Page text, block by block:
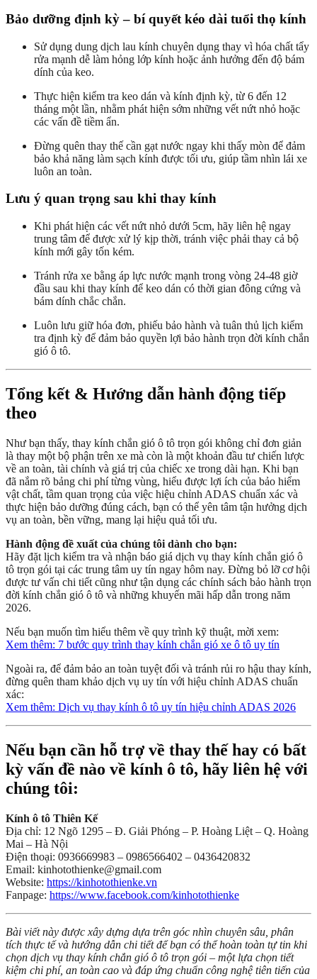
Bảo dưỡng định kỳ – bí quyết kéo dài tuổi thọ kính
Sử dụng dung dịch lau kính chuyên dụng thay vì hóa chất tẩy
rửa mạnh dễ làm hỏng lớp kính hoặc ảnh hưởng đến độ bám
dính của keo.
Thực hiện kiểm tra keo dán và kính định kỳ, từ 6 đến 12
tháng một lần, nhằm phát hiện sớm những vết nứt nhỏ hoặc
các vấn đề tiềm ẩn.
Đừng quên thay thế cần gạt nước ngay khi thấy mòn để đảm
bảo khả năng làm sạch kính được tối ưu, giúp tầm nhìn lái xe
luôn an toàn.
Lưu ý quan trọng sau khi thay kính
Khi phát hiện các vết nứt nhỏ dưới 5cm, hãy liên hệ ngay
trung tâm để được xử lý kịp thời, tránh việc phải thay cả bộ
kính mới gây tốn kém.
Tránh rửa xe bằng áp lực nước mạnh trong vòng 24-48 giờ
đầu sau khi thay kính để keo dán có thời gian đông cứng và
bám dính chắc chắn.
Luôn lưu giữ hóa đơn, phiếu bảo hành và tuân thủ lịch kiểm
tra định kỳ để đảm bảo quyền lợi bảo hành trọn đời kính chắn
gió ô tô.
Tổng kết & Hướng dẫn hành động tiếp
theo
Như bạn thấy, thay kính chắn gió ô tô trọn gói không chỉ đơn giản
là thay một bộ phận trên xe mà còn là một khoản đầu tư chiến lược
về an toàn, tài chính và giá trị của chiếc xe trong dài hạn. Khi bạn
đã nắm rõ bảng chi phí từng vùng, hiểu được lợi ích của bảo hiểm
vật chất, tầm quan trọng của việc hiệu chỉnh ADAS chuẩn xác và
thực hiện bảo dưỡng đúng cách, bạn có thể yên tâm tận hưởng dịch
vụ an toàn, bền vững, mang lại hiệu quả tối ưu.
Hành động đề xuất của chúng tôi dành cho bạn:
Hãy đặt lịch kiểm tra và nhận báo giá dịch vụ thay kính chắn gió ô
tô trọn gói tại các trung tâm uy tín ngay hôm nay. Đừng bỏ lỡ cơ hội
được tư vấn chi tiết cũng như tận dụng các chính sách bảo hành trọn
đời kính chắn gió ô tô và những khuyến mãi hấp dẫn trong năm
2026.
Nếu bạn muốn tìm hiểu thêm về quy trình kỹ thuật, mời xem:
Xem thêm: 7 bước quy trình thay kính chắn gió xe ô tô uy tín
Ngoài ra, để đảm bảo an toàn tuyệt đối và tránh rủi ro hậu thay kính,
đừng quên tham khảo dịch vụ uy tín với hiệu chỉnh ADAS chuẩn
xác:
Xem thêm: Dịch vụ thay kính ô tô uy tín hiệu chỉnh ADAS 2026
Nếu bạn cần hỗ trợ về thay thế hay có bất
kỳ vấn đề nào về kính ô tô, hãy liên hệ với
chúng tôi:
Kính ô tô Thiên Kế
Địa chỉ: 12 Ngõ 1295 – Đ. Giải Phóng – P. Hoàng Liệt – Q. Hoàng
Mai – Hà Nội
Điện thoại: 0936669983 – 0986566402 – 0436420832
Email: kinhotothienke@gmail.com
Website: https://kinhotothienke.vn
Fanpage: https://www.facebook.com/kinhotothienke
Bài viết này được xây dựng dựa trên góc nhìn chuyên sâu, phân
tích thực tế và hướng dẫn chi tiết để bạn có thể hoàn toàn tự tin khi
chọn dịch vụ thay kính chắn gió ô tô trọn gói – một lựa chọn tiết
kiệm chi phí, an toàn cao và đáp ứng chuẩn công nghệ tiên tiến của